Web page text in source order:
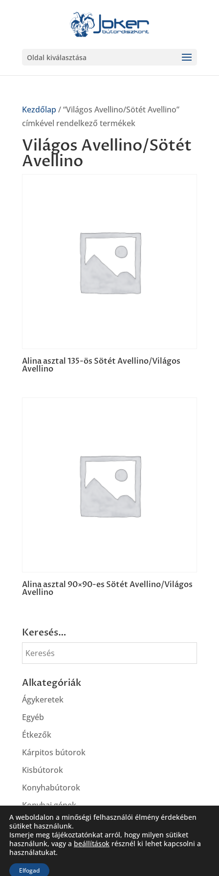
Oldal kiválasztása
Kezdőlap / “Világos Avellino/Sötét Avellino”
címkével rendelkező termékek
Világos Avellino/Sötét
Avellino
Alina asztal 135-ös Sötét Avellino/Világos
Avellino
Alina asztal 90×90-es Sötét Avellino/Világos
Avellino
Keresés…
Alkategóriák
Ágykeretek
Egyéb
Étkezők
Kárpitos bútorok
Kisbútorok
Konyhabútorok
Konyhai gépek
Látogassa meg Facebook oldalunkat is!
A weboldalon a minőségi felhasználói élmény érdekében
sütiket használunk.
Ismerje meg tájékoztatónkat arról, hogy milyen sütiket
használunk, vagy a beállítások résznél ki lehet kapcsolni a
használatukat.
Elfogad